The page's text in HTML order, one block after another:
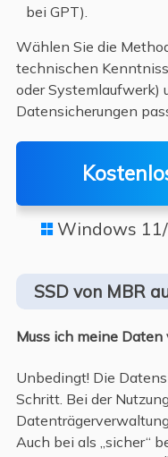
bei GPT).
Wählen Sie die
technischen
oder Systemlaufwerk)
Datensicherungen
 Windows
SSD von MBR
Muss ich meine Daten
Unbedingt! Die
Schritt. Bei der
Auch bei als „sicher“